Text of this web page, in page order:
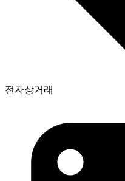
전자상거래